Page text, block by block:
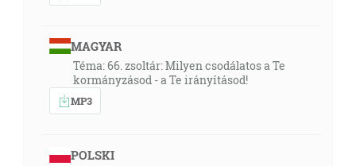
MAGYAR
Téma: 66. zsoltár: Milyen csodálatos a Te
kormányzásod - a Te irányításod!
MP3
POLSKI